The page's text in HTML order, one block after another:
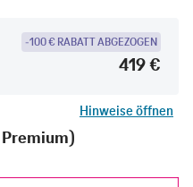
-100 € RABATT ABGEZOGEN
419 €
Hinweise öffnen